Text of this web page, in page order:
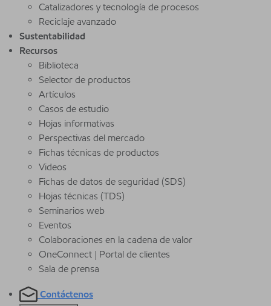
Catalizadores y tecnología de procesos
Reciclaje avanzado
Sustentabilidad
Recursos
Biblioteca
Selector de productos
Artículos
Casos de estudio
Hojas informativas
Perspectivas del mercado
Fichas técnicas de productos
Videos
Fichas de datos de seguridad (SDS)
Hojas técnicas (TDS)
Seminarios web
Eventos
Colaboraciones en la cadena de valor
OneConnect | Portal de clientes
Sala de prensa
Contáctenos